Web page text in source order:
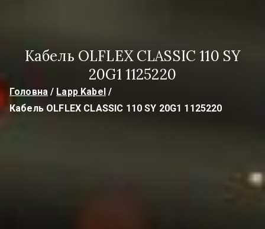
Кабель OLFLEX CLASSIC 110 SY
20G1 1125220
Головна
Lapp Kabel
Кабель OLFLEX CLASSIC 110 SY 20G1 1125220